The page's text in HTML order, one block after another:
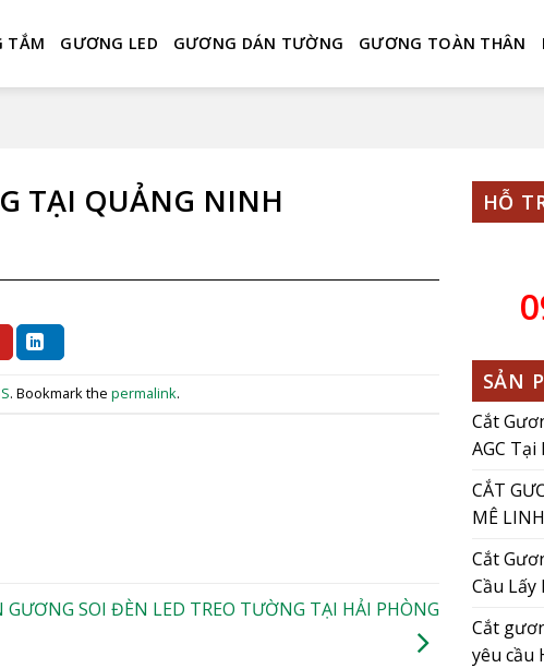
TẮM GƯƠNG LED GƯƠNG DÁN TƯỜNG GƯƠNG TOÀN THÂN
TẠI QUẢNG NINH
. Bookmark the permalink.
GƯƠNG SOI ĐÈN LED TREO TƯỜNG TẠI HẢI PHÒNG
HỖ
SẢN
Cắt
AGC Tại
CẮT
MÊ
Cắt
Cầu Lấy
Cắt
yêu cầu